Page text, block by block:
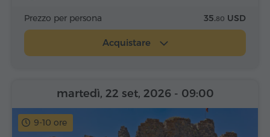
Prezzo per persona 35.80 USD
Acquistare
9-10 ore
martedì, 22 set, 2026 - 09:00